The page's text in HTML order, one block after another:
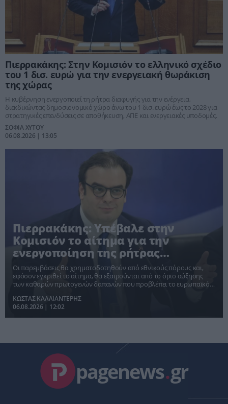
Πιερρακάκης: Στην Κομισιόν το ελληνικό σχέδιο
του 1 δισ. ευρώ για την ενεργειακή θωράκιση
της χώρας
Η κυβέρνηση ενεργοποιεί τη ρήτρα διαφυγής για την ενέργεια,
διεκδικώντας δημοσιονομικό χώρο άνω του 1 δισ. ευρώ έως το 2028 για
στρατηγικές επενδύσεις σε αποθήκευση, ΑΠΕ και ενεργειακές υποδομές.
ΣΟΦΙΑ ΧΥΤΟΥ
06.08.2026 | 13:05
Πιερρακάκης: Υπέβαλε στην
Κομισιόν το αίτημα για την
ενεργοποίηση της ρήτρας
διαφυγής για την ενεργειακή
ανθεκτικότητα
Οι παρεμβάσεις θα χρηματοδοτηθούν από εθνικούς πόρους και,
εφόσον εγκριθεί το αίτημα, θα εξαιρούνται από το όριο αύξησης
των καθαρών πρωτογενών δαπανών που προβλέπει το ευρωπαϊκό
ΚΩΣΤΑΣ ΚΑΛΛΙΑΝΤΕΡΗΣ
06.08.2026 | 12:02
pagenews.gr